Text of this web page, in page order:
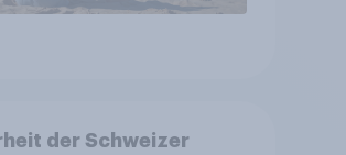
der Schweizer